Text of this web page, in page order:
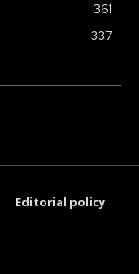
361
337
Editorial policy